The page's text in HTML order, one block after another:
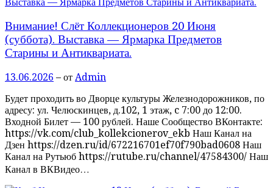
Внимание! Слёт Коллекционеров 20 Июня
(суббота). Выставка — Ярмарка Предметов
Старины и Антиквариата.
13.06.2026 – от Admin
Будет проходить во Дворце культуры Железнодорожников, по
адресу: ул. Челюскинцев, д.102, 1 этаж, c 7:00 до 12:00.
Входной Билет — 100 рублей. Наше Сообщество ВКонтакте:
https://vk.com/club_kollekcionerov_ekb Наш Канал на
Дзен https://dzen.ru/id/672216701ef70f790bad0608 Наш
Канал на Рутьюб https://rutube.ru/channel/47584300/ Наш
Канал в ВКВидео…